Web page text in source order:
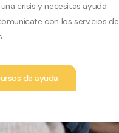
crisis y necesitas ayuda
con losservicios de
de ayuda